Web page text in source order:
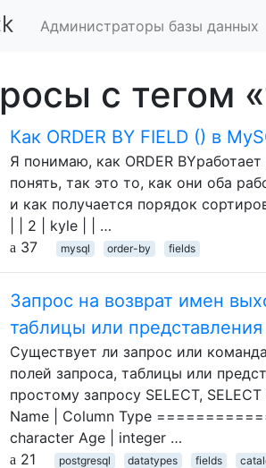
Администраторы базы данных
с тегом
Как ORDER BY FIELD () в
Я понимаю, как ORDER
понять, так это то, как они оба
и как получается порядок
| | 2 | kyle | | …
37
mysql order-by fields
Запрос на возврат имен
таблицы или представления
Существует ли запрос или
полей запроса, таблицы или
простому запросу SELECT,
Name | Column Type
character Age | integer …
21
postgresql datatypes fields